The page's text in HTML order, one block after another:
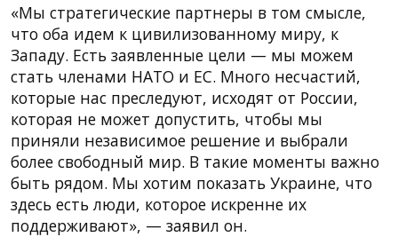
«Мы стратегические партнеры в том смысле,
что оба идем к цивилизованному миру, к
Западу. Есть заявленные цели — мы можем
стать членами НАТО и ЕС. Много несчастий,
которые нас преследуют, исходят от России,
которая не может допустить, чтобы мы
приняли независимое решение и выбрали
более свободный мир. В такие моменты важно
быть рядом. Мы хотим показать Украине, что
здесь есть люди, которое искренне их
поддерживают», — заявил он.